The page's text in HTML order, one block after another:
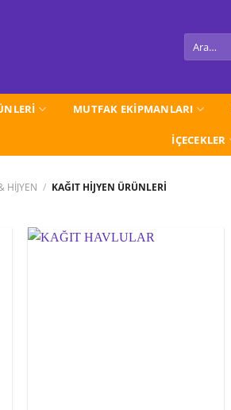
Ara:
MUTFAK EKİPMANLARI
İÇECEKLER
HİJYEN / KAĞIT HİJYEN ÜRÜNLERİ